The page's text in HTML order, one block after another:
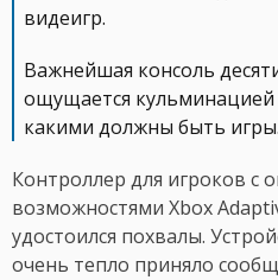
видеигр.
Важнейшая консоль
ощущается
какими должны быть игры.
Контроллер для игроков с
возможностями Xbox
удостоился похвалы.
очень тепло приняло